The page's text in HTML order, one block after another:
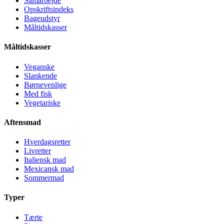
Opskriftsindeks
Bageudstyr
Måltidskasser
Måltidskasser
Veganske
Slankende
Børnevenlige
Med fisk
Vegetariske
Aftensmad
Hverdagsretter
Livretter
Italiensk mad
Mexicansk mad
Sommermad
Typer
Tærte